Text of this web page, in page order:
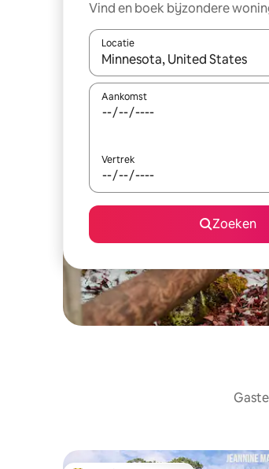
Vind en boek bijzondere
Locatie
Wanneer er resultaten
Aankomst
Vertrek
Zoeken